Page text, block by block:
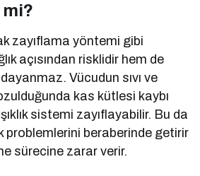
mi?
zayıflama yöntemi gibi
açısından risklidir hem de
Vücudun sıvı ve
kas kütlesi kaybı
sistemi zayıflayabilir. Bu da
problemlerini beraberinde getirir
sürecine zarar verir.